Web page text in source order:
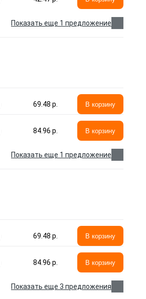
Показать еще 1 предложение
69.48 p. В корзину
84.96 p. В корзину
Показать еще 1 предложение
69.48 p. В корзину
84.96 p. В корзину
Показать еще 3 предложения